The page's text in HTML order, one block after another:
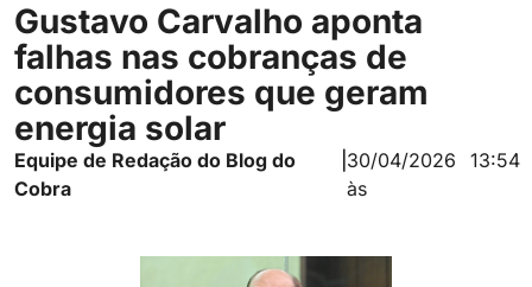
Gustavo Carvalho aponta
falhas nas cobranças de
consumidores que geram
energia solar
Equipe de Redação do Blog do
Cobra
30/04/2026
às
13:54